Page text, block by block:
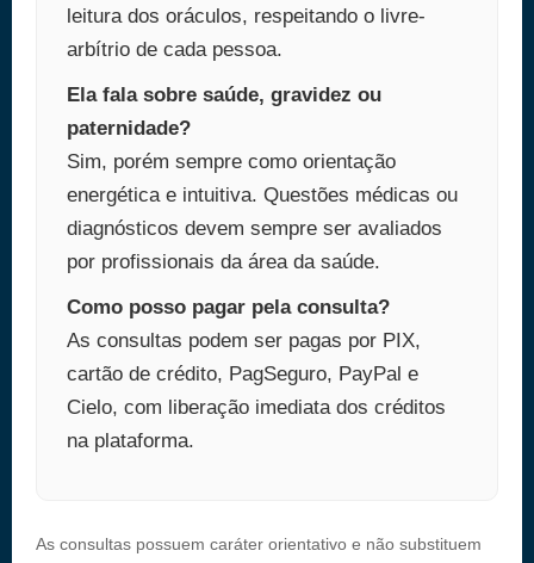
leitura dos oráculos, respeitando o livre-
arbítrio de cada pessoa.
Ela fala sobre saúde, gravidez ou
paternidade?
Sim, porém sempre como orientação
energética e intuitiva. Questões médicas ou
diagnósticos devem sempre ser avaliados
por profissionais da área da saúde.
Como posso pagar pela consulta?
As consultas podem ser pagas por PIX,
cartão de crédito, PagSeguro, PayPal e
Cielo, com liberação imediata dos créditos
na plataforma.
As consultas possuem caráter orientativo e não substituem